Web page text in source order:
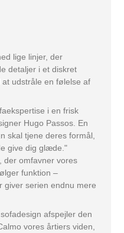
lige linjer, der
detaljer i et diskret
udstråle en følelse af
i en frisk
Hugo Passos. En
skal tjene deres formål,
give dig glæde."
der omfavner vores
funktion –
giver serien endnu mere
afspejler den
vores årtiers viden,